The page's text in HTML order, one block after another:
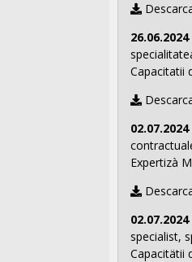
26.06.2024
Capacitatii
02.07.2024
Expertizà
02.07.2024
specialist,
Capacitätii